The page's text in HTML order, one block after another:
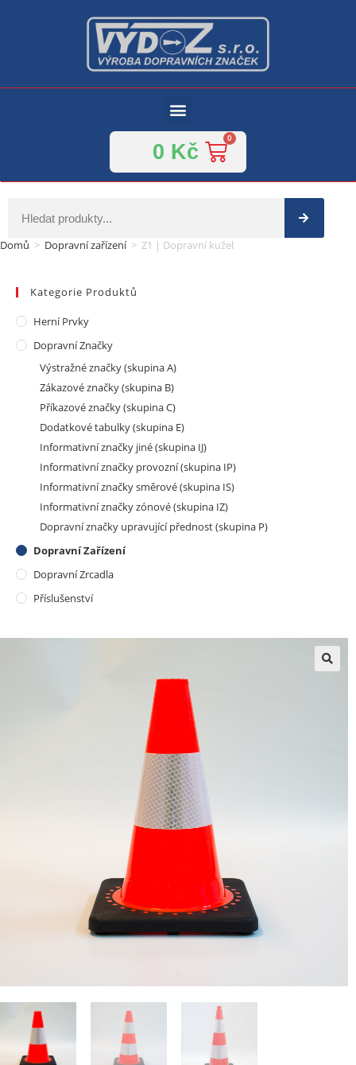
0 Kč
Domů > Dopravní zařízení > Z1 | Dopravní kužel
Kategorie Produktů
Herní Prvky
Dopravní Značky
Výstražné značky (skupina A)
Zákazové značky (skupina B)
Příkazové značky (skupina C)
Dodatkové tabulky (skupina E)
Informativní značky jiné (skupina IJ)
Informativní značky provozní (skupina IP)
Informativní značky směrové (skupina IS)
Informativní značky zónové (skupina IZ)
Dopravní značky upravující přednost (skupina P)
Dopravní Zařízení
Dopravní Zrcadla
Příslušenství